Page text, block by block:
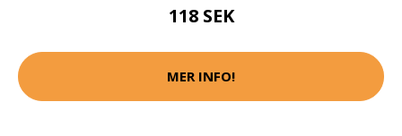
118 SEK
MER INFO!